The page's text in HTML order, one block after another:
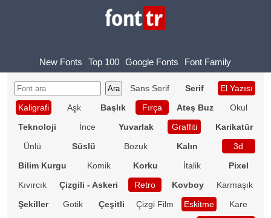
New Fonts Top 100 Google Fonts Font Family
Sans Serif Serif
El Yazısı
Kaligrafi
Aşk Başlık Fırça Ateş Buz
Okul
Teknoloji
İnce Yuvarlak Graffiti
Karikatür
Ünlü
Süslü Bozuk Kalın
3d
Bilim Kurgu
Komik Korku İtalik
Pixel
Kıvırcık
Çizgili - Askeri Retro Kovboy
Karmaşık
Şekiller
Gotik Çeşitli Çizgi Film Eskitme
Kare